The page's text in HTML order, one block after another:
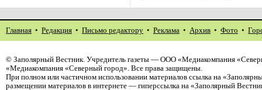
Главная • Редакция • Письмо редактору • Реклама • Архив • Фото •
© Заполярный Вестник. Учредитель газеты — ООО «Медиакомпания
«Медиакомпания «Северный город». Все права защищены.
При полном или частичном использовании материалов ссылка на
размещении материалов в интернете — гиперссылка на «Заполярный